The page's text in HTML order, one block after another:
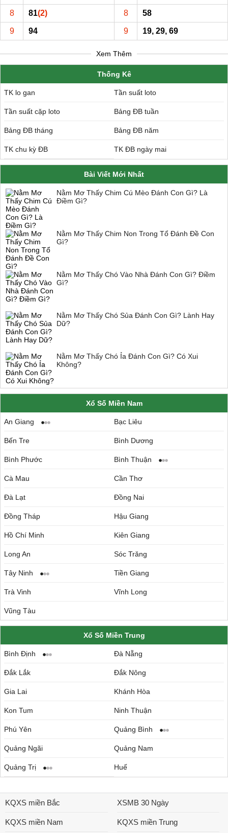
8 81(2) 8 58
9 94 9 19, 29, 69
Xem Thêm
Thống Kê
TK lo gan Tần suất loto
Tần suất cặp loto Bảng ĐB tuần
Bảng ĐB tháng Bảng ĐB năm
TK chu kỳ ĐB TK ĐB ngày mai
Bài Viết Mới Nhất
Nằm Mơ Thấy Chim Cú Mèo Đánh Con Gì? Là
Điềm Gì?
Nằm Mơ Thấy Chim Non Trong Tổ Đánh Đề Con
Gì?
Nằm Mơ Thấy Chó Vào Nhà Đánh Con Gì? Điềm
Gì?
Nằm Mơ Thấy Chó Sủa Đánh Con Gì? Lành Hay
Dữ?
Nằm Mơ Thấy Chó Ỉa Đánh Con Gì? Có Xui
Không?
Xổ Số Miền Nam
An Giang Bạc Liêu
Bến Tre Bình Dương
Bình Phước Bình Thuận
Cà Mau Cần Thơ
Đà Lạt Đồng Nai
Đồng Tháp Hậu Giang
Hồ Chí Minh Kiên Giang
Long An Sóc Trăng
Tây Ninh Tiền Giang
Trà Vinh Vĩnh Long
Vũng Tàu
Xổ Số Miền Trung
Bình Định Đà Nẵng
Đắk Lắk Đắk Nông
Gia Lai Khánh Hòa
Kon Tum Ninh Thuận
Phú Yên Quảng Bình
Quảng Ngãi Quảng Nam
Quảng Trị Huế
KQXS miền Bắc XSMB 30 Ngày
KQXS miền Nam KQXS miền Trung